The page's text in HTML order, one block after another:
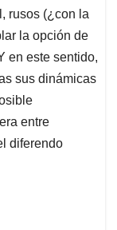
rusos (¿con la
la opción de
en este sentido,
sus dinámicas
entre
diferendo